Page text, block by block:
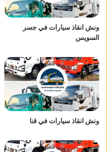
ونش انقاذ سيارات في جسر
السويس
ونش انقاذ سيارات في قنا